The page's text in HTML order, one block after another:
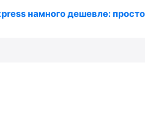
намного дешевле: